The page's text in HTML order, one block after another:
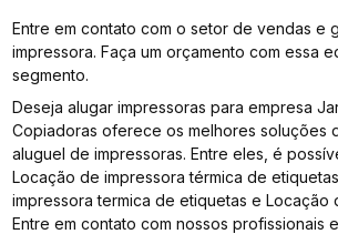
Entre em contato com o setor de vendas e
impressora. Faça um orçamento com essa
segmento.
Deseja alugar impressoras para empresa
Copiadoras oferece os melhores soluções
aluguel de impressoras. Entre eles, é
Locação de impressora térmica de
impressora termica de etiquetas e Locação
Entre em contato com nossos profissionais